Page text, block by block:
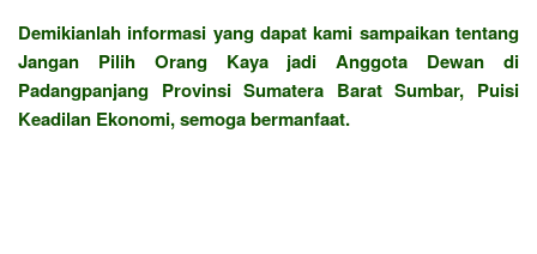
Demikianlah informasi yang dapat kami sampaikan tentang
Jangan Pilih Orang Kaya jadi Anggota Dewan di
Padangpanjang Provinsi Sumatera Barat Sumbar, Puisi
Keadilan Ekonomi, semoga bermanfaat.